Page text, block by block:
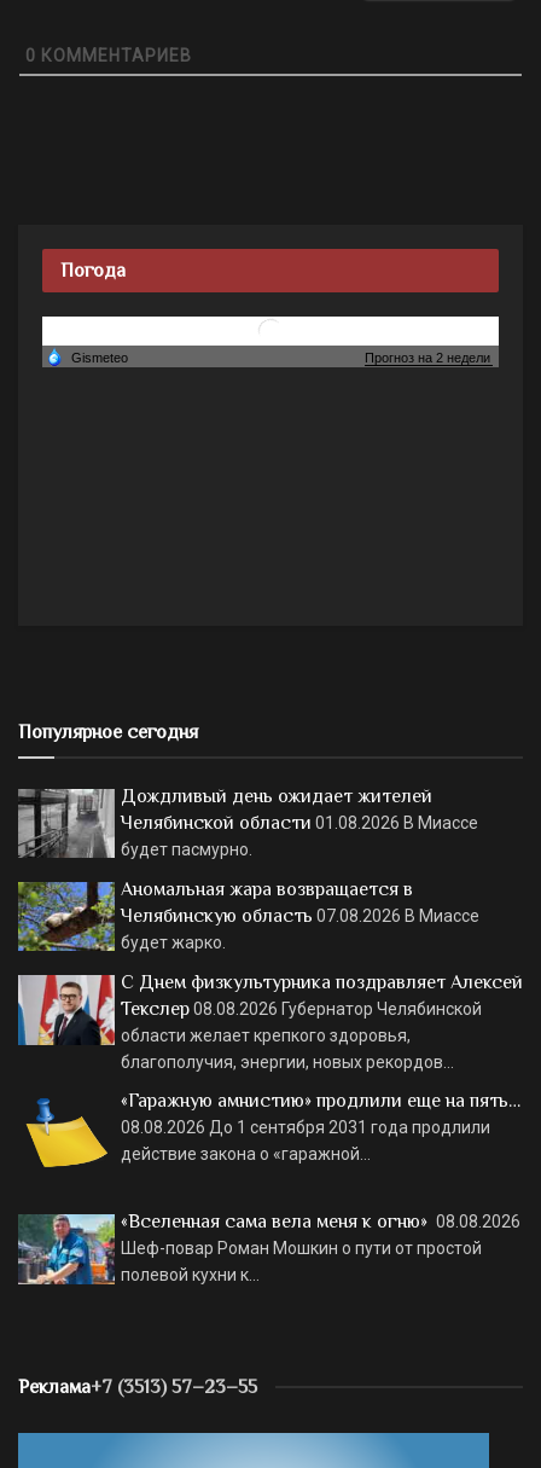
0 КОММЕНТАРИЕВ
Погода
Популярное сегодня
Дождливый день ожидает жителей
Челябинской области 01.08.2026 В Миассе
будет пасмурно.
Аномальная жара возвращается в
Челябинскую область 07.08.2026 В Миассе
будет жарко.
С Днем физкультурника поздравляет Алексей
Текслер08.08.2026 Губернатор Челябинской
области желает крепкого здоровья,
благополучия, энергии, новых рекордов…
«Гаражную амнистию» продлили еще на пять…
08.08.2026 До 1 сентября 2031 года продлили
действие закона о «гаражной…
«Вселенная сама вела меня к огню» 08.08.2026
Шеф-повар Роман Мошкин о пути от простой
полевой кухни к…
Реклама+7 (3513) 57–23–55